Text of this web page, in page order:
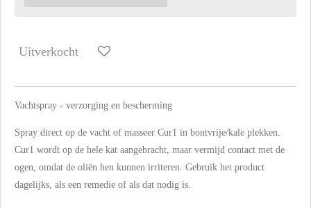
Uitverkocht
Vachtspray - verzorging en bescherming
Spray direct op de vacht of masseer Cur1 in bontvrije/kale plekken.
Cur1 wordt op de hele kat aangebracht, maar vermijd contact met de
ogen, omdat de oliën hen kunnen irriteren. Gebruik het product
dagelijks, als een remedie of als dat nodig is.